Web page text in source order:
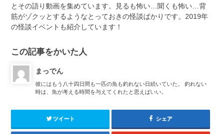
とその語り動画を集めています。見るも怖い…聞くも怖い…背
筋がゾクッとするようなとっておきの怪談ばかりです。2019年
の怪談イベントも紹介しています！
この記事をかいた人
まっでん
彼にはもう八十四日間も一匹の魚も釣れない日続いていた。 釣れない
時は、魚が考える時間を与えてくれたと思えばいい。
ツイート シェア